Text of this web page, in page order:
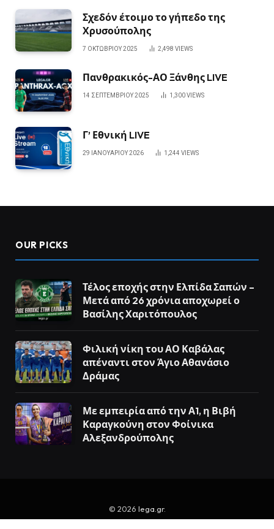
Σχεδόν έτοιμο το γήπεδο της
Χρυσούπολης
7 ΟΚΤΩΒΡΊΟΥ 2025 2,498 VIEWS
Πανθρακικός-ΑΟ Ξάνθης LIVE
14 ΣΕΠΤΕΜΒΡΊΟΥ 2025 1,300VIEWS
Γ’ Εθνική LIVE
29 ΙΑΝΟΥΑΡΊΟΥ 2026 1,244 VIEWS
OUR PICKS
Τέλος εποχής στην Ελπίδα Σαπών –
Μετά από 26 χρόνια αποχωρεί ο
Βασίλης Χαριτόπουλος
Φιλική νίκη του ΑΟ Καβάλας
απέναντι στον Άγιο Αθανάσιο
Δράμας
Με εμπειρία από την Α1, η Βιβή
Καραγκούνη στον Φοίνικα
Αλεξανδρούπολης
© 2026 lega.gr.